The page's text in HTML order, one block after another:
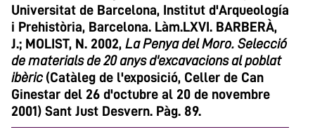
Universitat de Barcelona, Institut d'Arqueología
i Prehistòria, Barcelona. Làm.LXVI. BARBERÀ,
J.; MOLIST, N. 2002, La Penya del Moro. Selecció
de materials de 20 anys d'excavacions al poblat
ibèric (Catàleg de l'exposició, Celler de Can
Ginestar del 26 d'octubre al 20 de novembre
2001) Sant Just Desvern. Pàg. 89.